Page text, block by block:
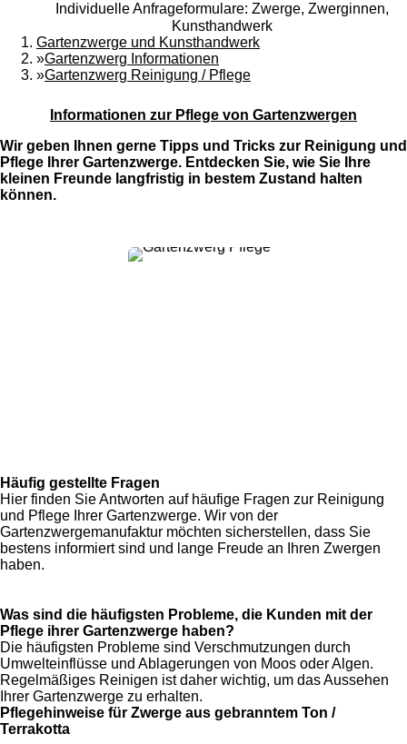
Individuelle Anfrageformulare: Zwerge, Zwerginnen,
Kunsthandwerk
Gartenzwerge und Kunsthandwerk
»Gartenzwerg Informationen
»Gartenzwerg Reinigung / Pflege
Informationen zur Pflege von Gartenzwergen
Wir geben Ihnen gerne Tipps und Tricks zur Reinigung und
Pflege Ihrer Gartenzwerge. Entdecken Sie, wie Sie Ihre
kleinen Freunde langfristig in bestem Zustand halten
können.
Häufig gestellte Fragen
Hier finden Sie Antworten auf häufige Fragen zur Reinigung
und Pflege Ihrer Gartenzwerge. Wir von der
Gartenzwergemanufaktur möchten sicherstellen, dass Sie
bestens informiert sind und lange Freude an Ihren Zwergen
haben.
Was sind die häufigsten Probleme, die Kunden mit der
Pflege ihrer Gartenzwerge haben?
Die häufigsten Probleme sind Verschmutzungen durch
Umwelteinflüsse und Ablagerungen von Moos oder Algen.
Regelmäßiges Reinigen ist daher wichtig, um das Aussehen
Ihrer Gartenzwerge zu erhalten.
Pflegehinweise für Zwerge aus gebranntem Ton /
Terrakotta